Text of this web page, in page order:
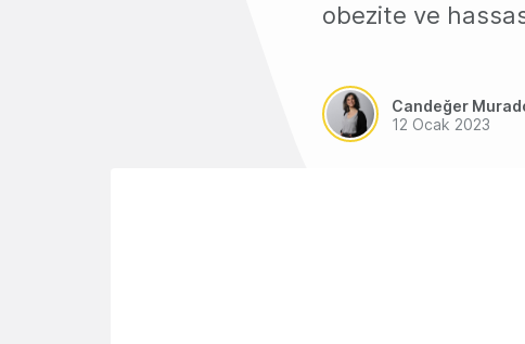
obezite ve
Candeğer
12 Ocak 2023